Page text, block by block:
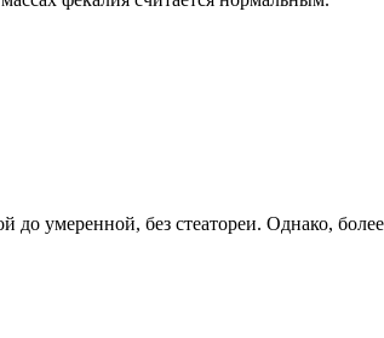
до умеренной, без стеатореи. Однако,